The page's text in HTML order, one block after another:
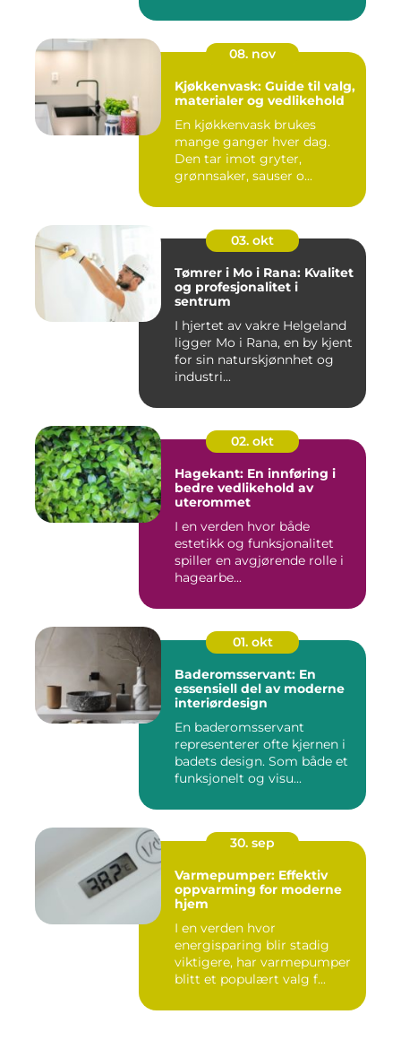
08. nov
Kjøkkenvask: Guide til valg,
materialer og vedlikehold
En kjøkkenvask brukes
mange ganger hver dag.
Den tar imot gryter,
grønnsaker, sauser o...
03. okt
Tømrer i Mo i Rana: Kvalitet
og profesjonalitet i
sentrum
I hjertet av vakre Helgeland
ligger Mo i Rana, en by kjent
for sin naturskjønnhet og
industri...
02. okt
Hagekant: En innføring i
bedre vedlikehold av
uterommet
I en verden hvor både
estetikk og funksjonalitet
spiller en avgjørende rolle i
hagearbe...
01. okt
Baderomsservant: En
essensiell del av moderne
interiørdesign
En baderomsservant
representerer ofte kjernen i
badets design. Som både et
funksjonelt og visu...
30. sep
Varmepumper: Effektiv
oppvarming for moderne
hjem
I en verden hvor
energisparing blir stadig
viktigere, har varmepumper
blitt et populært valg f...